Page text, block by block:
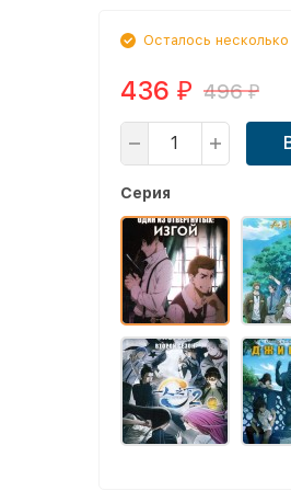
Осталось
436 ₽ 496₽
Серия